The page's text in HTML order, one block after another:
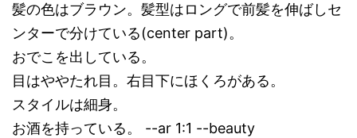
髪の色はブラウン。髪型はロングで前髪を伸ばしセ
ンターで分けている(center part)。
おでこを出している。
目はややたれ目。右目下にほくろがある。
スタイルは細身。
お酒を持っている。 --ar 1:1 --beauty